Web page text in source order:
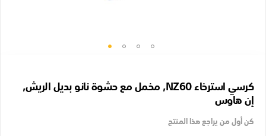
بداية
معرض
الصور
كرسي استرخاء NZ60, مخمل مع حشوة نانو بديل الريش,
إن هاوس
كن أول من يراجع هذا المنتج